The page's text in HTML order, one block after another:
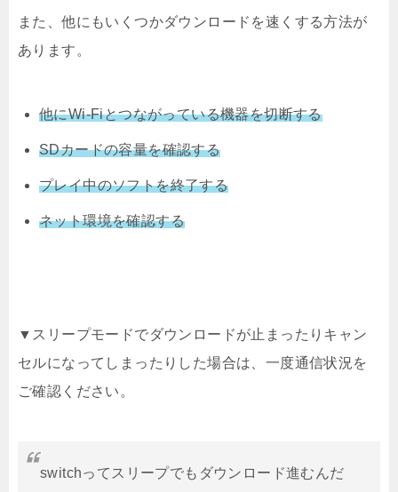
また、他にもいくつかダウンロードを速くする方法が
あります。
他にWi-Fiとつながっている機器を切断する
SDカードの容量を確認する
プレイ中のソフトを終了する
ネット環境を確認する
▼スリープモードでダウンロードが止まったりキャン
セルになってしまったりした場合は、一度通信状況を
ご確認ください。
switchってスリープでもダウンロード進むんだ